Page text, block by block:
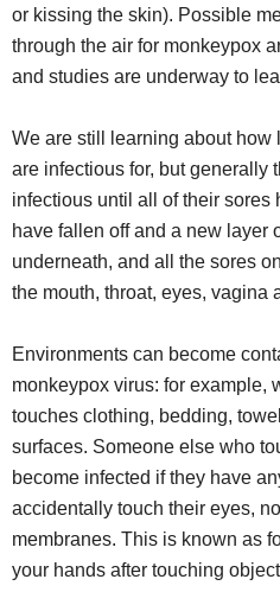
or kissing the skin). Possible
through the air for monkeypox
and studies are underway to
We are still learning about
are infectious for, but generally
infectious until all of their sores
have fallen off and a new layer
underneath, and all the sores
the mouth, throat, eyes, vagina
Environments can become
monkeypox virus: for example,
touches clothing, bedding,
surfaces. Someone else who
become infected if they have
accidentally touch their eyes,
membranes. This is known as
your hands after touching